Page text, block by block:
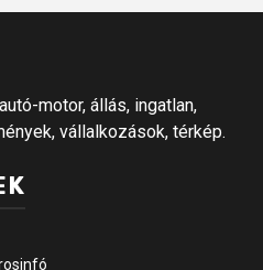
motor, állás, ingatlan,
vállalkozások, térkép.